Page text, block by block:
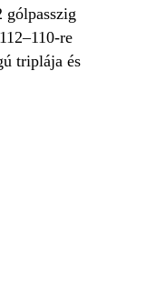
gólpasszig
re
triplája és